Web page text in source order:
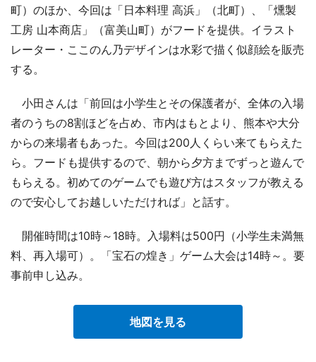
町）のほか、今回は「日本料理 高浜」（北町）、「燻製
工房 山本商店」（富美山町）がフードを提供。イラスト
レーター・ここのん乃デザインは水彩で描く似顔絵を販売
する。
小田さんは「前回は小学生とその保護者が、全体の入場
者のうちの8割ほどを占め、市内はもとより、熊本や大分
からの来場者もあった。今回は200人くらい来てもらえた
ら。フードも提供するので、朝から夕方までずっと遊んで
もらえる。初めてのゲームでも遊び方はスタッフが教える
ので安心してお越しいただければ」と話す。
開催時間は10時～18時。入場料は500円（小学生未満無
料、再入場可）。「宝石の煌き」ゲーム大会は14時～。要
事前申し込み。
地図を見る